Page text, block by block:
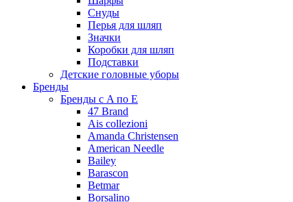
Снуды
Перья для шляп
Значки
Коробки для шляп
Подставки
Детские головные уборы
Бренды
Бренды с A по E
47 Brand
Ais collezioni
Amanda Christensen
American Needle
Bailey
Barascon
Betmar
Borsalino